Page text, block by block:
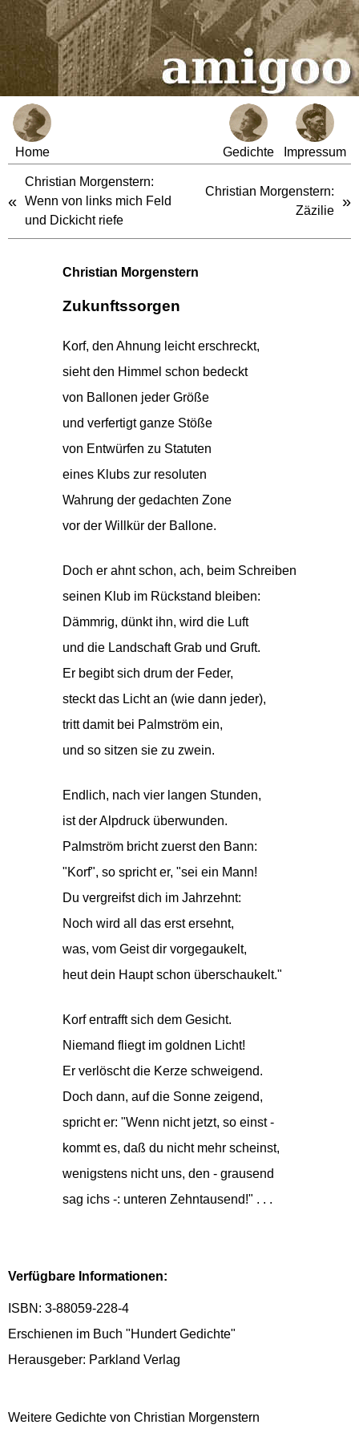
Home Gedichte Impressum
«
Christian Morgenstern:
Wenn von links mich Feld
und Dickicht riefe
Christian Morgenstern:
Zäzilie
»
Christian Morgenstern
Zukunftssorgen
Korf, den Ahnung leicht erschreckt,
sieht den Himmel schon bedeckt
von Ballonen jeder Größe
und verfertigt ganze Stöße
von Entwürfen zu Statuten
eines Klubs zur resoluten
Wahrung der gedachten Zone
vor der Willkür der Ballone.
Doch er ahnt schon, ach, beim Schreiben
seinen Klub im Rückstand bleiben:
Dämmrig, dünkt ihn, wird die Luft
und die Landschaft Grab und Gruft.
Er begibt sich drum der Feder,
steckt das Licht an (wie dann jeder),
tritt damit bei Palmström ein,
und so sitzen sie zu zwein.
Endlich, nach vier langen Stunden,
ist der Alpdruck überwunden.
Palmström bricht zuerst den Bann:
"Korf", so spricht er, "sei ein Mann!
Du vergreifst dich im Jahrzehnt:
Noch wird all das erst ersehnt,
was, vom Geist dir vorgegaukelt,
heut dein Haupt schon überschaukelt."
Korf entrafft sich dem Gesicht.
Niemand fliegt im goldnen Licht!
Er verlöscht die Kerze schweigend.
Doch dann, auf die Sonne zeigend,
spricht er: "Wenn nicht jetzt, so einst -
kommt es, daß du nicht mehr scheinst,
wenigstens nicht uns, den - grausend
sag ichs -: unteren Zehntausend!" . . .
Verfügbare Informationen:
ISBN: 3-88059-228-4
Erschienen im Buch "Hundert Gedichte"
Herausgeber: Parkland Verlag
Weitere Gedichte von Christian Morgenstern